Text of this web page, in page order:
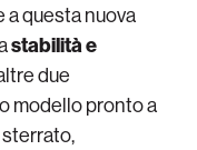
a questa nuova
stabilità e
due
modello pronto a